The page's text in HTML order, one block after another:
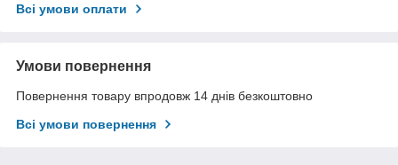
Всі умови оплати
Умови повернення
Повернення товару впродовж 14 днів безкоштовно
Всі умови повернення